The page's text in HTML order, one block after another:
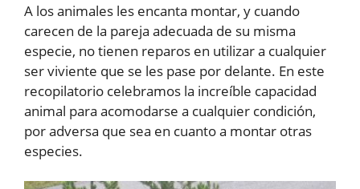
A los animales les encanta montar, y cuando
carecen de la pareja adecuada de su misma
especie, no tienen reparos en utilizar a cualquier
ser viviente que se les pase por delante. En este
recopilatorio celebramos la increíble capacidad
animal para acomodarse a cualquier condición,
por adversa que sea en cuanto a montar otras
especies.